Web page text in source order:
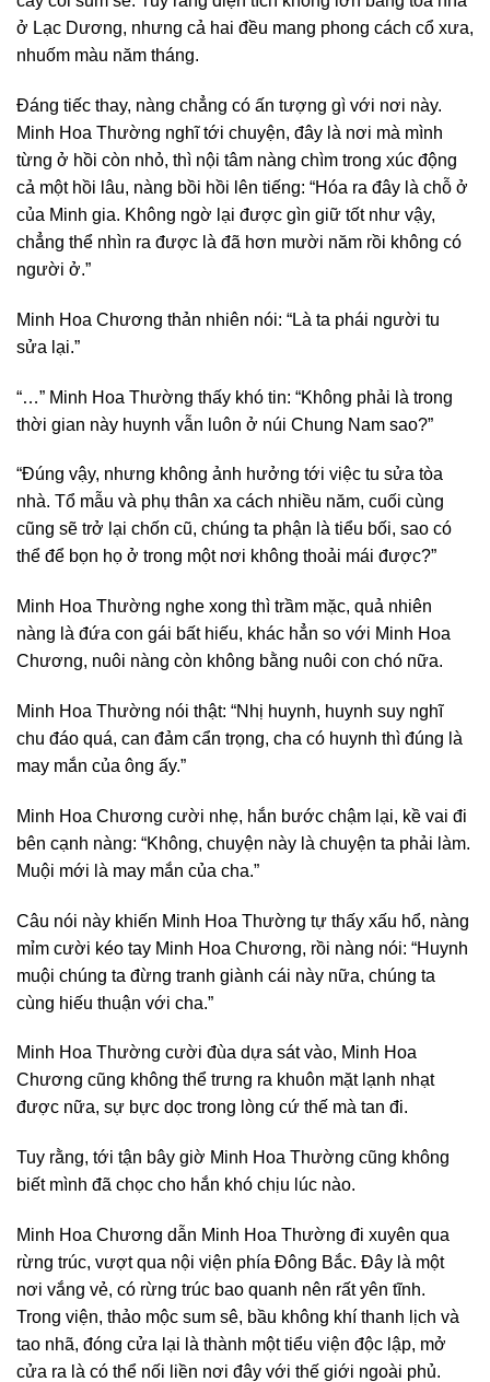
ở Lạc Dương, nhưng cả hai đều mang phong cách cổ xưa,
nhuốm màu năm tháng.
Đáng tiếc thay, nàng chẳng có ấn tượng gì với nơi này.
Minh Hoa Thường nghĩ tới chuyện, đây là nơi mà mình
từng ở hồi còn nhỏ, thì nội tâm nàng chìm trong xúc động
cả một hồi lâu, nàng bồi hồi lên tiếng: “Hóa ra đây là chỗ ở
của Minh gia. Không ngờ lại được gìn giữ tốt như vậy,
chẳng thể nhìn ra được là đã hơn mười năm rồi không có
người ở.”
Minh Hoa Chương thản nhiên nói: “Là ta phái người tu
sửa lại.”
“…” Minh Hoa Thường thấy khó tin: “Không phải là trong
thời gian này huynh vẫn luôn ở núi Chung Nam sao?”
“Đúng vậy, nhưng không ảnh hưởng tới việc tu sửa tòa
nhà. Tổ mẫu và phụ thân xa cách nhiều năm, cuối cùng
cũng sẽ trở lại chốn cũ, chúng ta phận là tiểu bối, sao có
thể để bọn họ ở trong một nơi không thoải mái được?”
Minh Hoa Thường nghe xong thì trầm mặc, quả nhiên
nàng là đứa con gái bất hiếu, khác hẳn so với Minh Hoa
Chương, nuôi nàng còn không bằng nuôi con chó nữa.
Minh Hoa Thường nói thật: “Nhị huynh, huynh suy nghĩ
chu đáo quá, can đảm cẩn trọng, cha có huynh thì đúng là
may mắn của ông ấy.”
Minh Hoa Chương cười nhẹ, hắn bước chậm lại, kề vai đi
bên cạnh nàng: “Không, chuyện này là chuyện ta phải làm.
Muội mới là may mắn của cha.”
Câu nói này khiến Minh Hoa Thường tự thấy xấu hổ, nàng
mỉm cười kéo tay Minh Hoa Chương, rồi nàng nói: “Huynh
muội chúng ta đừng tranh giành cái này nữa, chúng ta
cùng hiếu thuận với cha.”
Minh Hoa Thường cười đùa dựa sát vào, Minh Hoa
Chương cũng không thể trưng ra khuôn mặt lạnh nhạt
được nữa, sự bực dọc trong lòng cứ thế mà tan đi.
Tuy rằng, tới tận bây giờ Minh Hoa Thường cũng không
biết mình đã chọc cho hắn khó chịu lúc nào.
Minh Hoa Chương dẫn Minh Hoa Thường đi xuyên qua
rừng trúc, vượt qua nội viện phía Đông Bắc. Đây là một
nơi vắng vẻ, có rừng trúc bao quanh nên rất yên tĩnh.
Trong viện, thảo mộc sum sê, bầu không khí thanh lịch và
tao nhã, đóng cửa lại là thành một tiểu viện độc lập, mở
cửa ra là có thể nối liền nơi đây với thế giới ngoài phủ.